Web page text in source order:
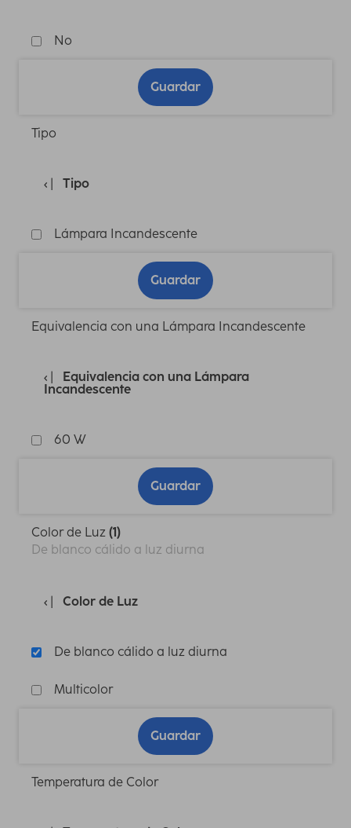
No
Guardar
Tipo
Tipo
Lámpara Incandescente
Guardar
Equivalencia con una Lámpara Incandescente
Equivalencia con una Lámpara
Incandescente
60 W
Guardar
Color de Luz (1)
De blanco cálido a luz diurna
Color de Luz
De blanco cálido a luz diurna
Multicolor
Guardar
Temperatura de Color